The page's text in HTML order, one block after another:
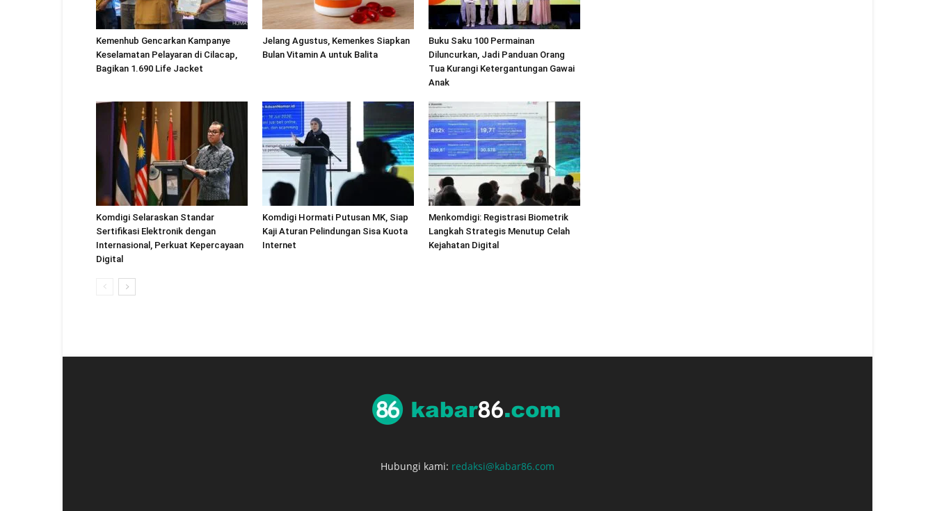
Kemenhub Gencarkan Kampanye
Keselamatan Pelayaran di Cilacap,
Bagikan 1.690 Life Jacket
Jelang Agustus, Kemenkes Siapkan
Bulan Vitamin A untuk Balita
Buku Saku 100 Permainan
Diluncurkan, Jadi Panduan Orang
Tua Kurangi Ketergantungan Gawai
Anak
Komdigi Selaraskan Standar
Sertifikasi Elektronik dengan
Internasional, Perkuat Kepercayaan
Digital
Komdigi Hormati Putusan MK, Siap
Kaji Aturan Pelindungan Sisa Kuota
Internet
Menkomdigi: Registrasi Biometrik
Langkah Strategis Menutup Celah
Kejahatan Digital
Hubungi kami: redaksi@kabar86.com